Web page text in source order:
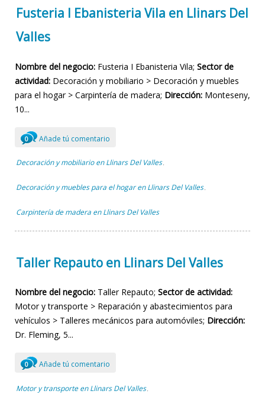
Fusteria I Ebanisteria Vila en Llinars Del
Valles
Nombre del negocio: Fusteria I Ebanisteria Vila; Sector de
actividad: Decoración y mobiliario > Decoración y muebles
para el hogar > Carpintería de madera; Dirección: Monteseny,
10...
0 Añade tú comentario
Decoración y mobiliario en Llinars Del Valles ,
Decoración y muebles para el hogar en Llinars Del Valles ,
Carpintería de madera en Llinars Del Valles
Taller Repauto en Llinars Del Valles
Nombre del negocio: Taller Repauto; Sector de actividad:
Motor y transporte > Reparación y abastecimientos para
vehículos > Talleres mecánicos para automóviles; Dirección:
Dr. Fleming, 5...
0 Añade tú comentario
Motor y transporte en Llinars Del Valles